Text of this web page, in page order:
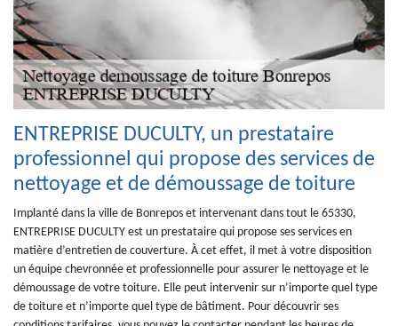
ENTREPRISE DUCULTY, un prestataire
professionnel qui propose des services de
nettoyage et de démoussage de toiture
Implanté dans la ville de Bonrepos et intervenant dans tout le 65330,
ENTREPRISE DUCULTY est un prestataire qui propose ses services en
matière d’entretien de couverture. À cet effet, il met à votre disposition
un équipe chevronnée et professionnelle pour assurer le nettoyage et le
démoussage de votre toiture. Elle peut intervenir sur n’importe quel type
de toiture et n’importe quel type de bâtiment. Pour découvrir ses